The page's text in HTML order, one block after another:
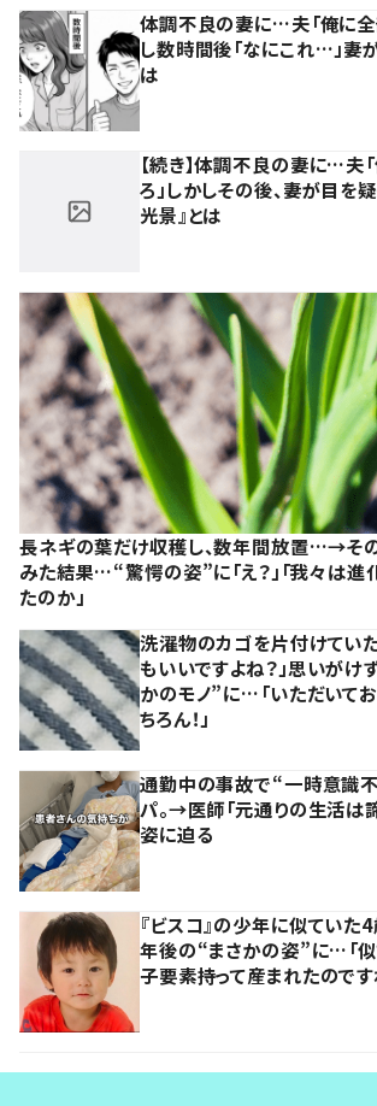
体調不良の妻に…夫「俺に全
し数時間後「なにこれ…」妻
は
【続き】体調不良の妻に…夫
ろ」しかしその後、妻が目を
光景』とは
長ネギの葉だけ収穫し、数年間放置…→その
みた結果…“驚愕の姿”に「え？」「我々は
たのか」
洗濯物のカゴを片付けていた
もいいですよね？」思いがけ
かのモノ”に…「いただいてお
ちろん！」
通勤中の事故で“一時意識
パ。→医師「元通りの生活は
姿に迫る
『ビスコ』の少年に似ていた
年後の“まさかの姿”に…「似
子要素持って産まれたのですね